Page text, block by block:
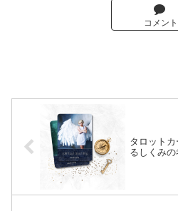
コメント
タロット
るしくみの